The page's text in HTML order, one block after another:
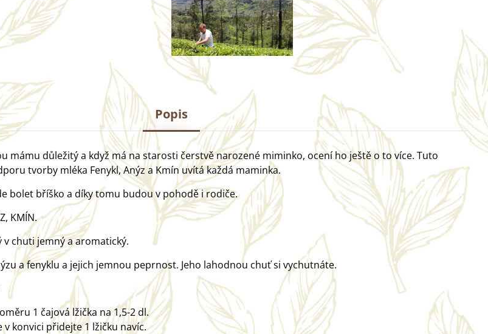
Popis
mámu důležitý a když má na starosti čerstvě narozené miminko, ocení ho ještě o to více. Tuto
tvorby mléka Fenykl, Anýz a Kmín uvítá každá maminka.
bolet bříško a díky tomu budou v pohodě i rodiče.
KMÍN.
v chuti jemný a aromatický.
a fenyklu a jejich jemnou peprnost. Jeho lahodnou chuť si vychutnáte.
1 čajová lžička na 1,5-2 dl.
konvici přidejte 1 lžičku navíc.